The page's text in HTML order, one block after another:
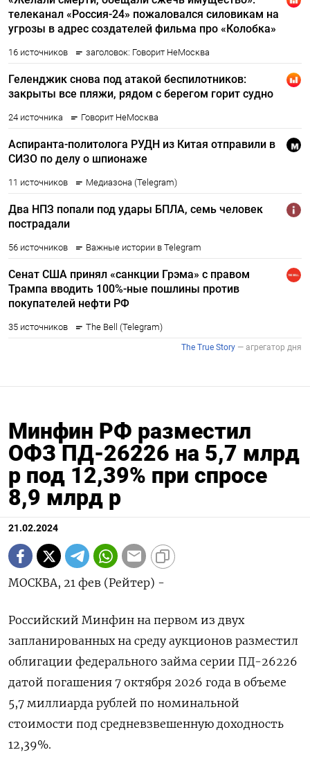
Минфин РФ разместил
ОФЗ ПД-26226 на 5,7 млрд
р под 12,39% при спросе
8,9 млрд р
21.02.2024
МОСКВА, 21 фев (Рейтер) -
Российский Минфин на первом из двух
запланированных на среду аукционов разместил
облигации федерального займа серии ПД-26226
датой погашения 7 октября 2026 года в объеме
5,7 миллиарда рублей по номинальной
стоимости под средневзвешенную доходность
12,39%.